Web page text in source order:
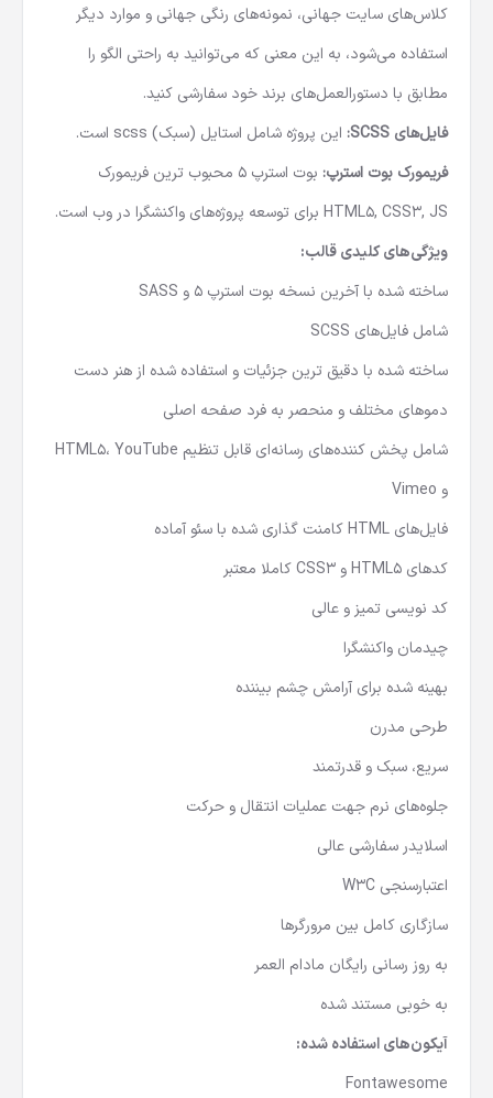
کلاس‌های سایت جهانی، نمونه‌های رنگی جهانی و موارد دیگر
استفاده می‌شود، به این معنی که می‌توانید به راحتی الگو را
مطابق با دستورالعمل‌های برند خود سفارشی کنید.
فایل‌های SCSS:
این پروژه شامل استایل (سبک) scss است.
فریمورک بوت استرپ:
بوت استرپ 5 محبوب ترین فریمورک
HTML5, CSS3, JS برای توسعه پروژه‌های واکنشگرا در وب است.
ویژگی‌های کلیدی قالب:
ساخته شده با آخرین نسخه بوت استرپ 5 و SASS
شامل فایل‌های SCSS
ساخته شده با دقیق ترین جزئیات و استفاده شده از هنر دست
دمو‌های مختلف و منحصر به فرد صفحه اصلی
شامل پخش‌ کننده‌‌های رسانه‌‌ای قابل تنظیم HTML5، YouTube
و Vimeo
فایل‌های HTML کامنت گذاری شده با سئو آماده
کدهای HTML5 و CSS3 کاملا معتبر
کد نویسی تمیز و عالی
چیدمان واکنشگرا
بهینه شده برای آرامش چشم بیننده
طرحی مدرن
سریع، سبک و قدرتمند
جلوه‌های نرم جهت عملیات انتقال و حرکت
اسلایدر سفارشی عالی
اعتبارسنجی W3C
سازگاری کامل بین مرورگرها
به روز رسانی رایگان مادام العمر
به خوبی مستند شده
آیکون‌های استفاده شده:
Fontawesome